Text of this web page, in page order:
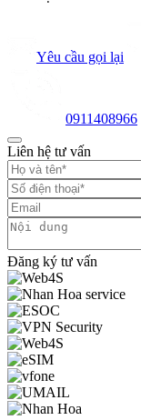
Yêu cầu gọi lại
0911408966
Liên hệ tư vấn
Đăng ký tư vấn